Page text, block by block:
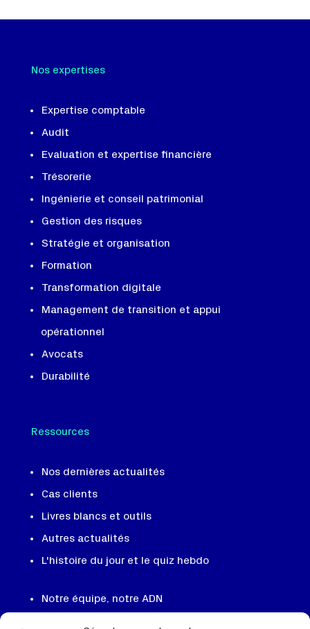
Nos expertises
Expertise comptable
Audit
Evaluation et expertise financière
Trésorerie
Ingénierie et conseil patrimonial
Gestion des risques
Stratégie et organisation
Formation
Transformation digitale
Management de transition et appui
opérationnel
Avocats
Durabilité
Ressources
Nos dernières actualités
Cas clients
Livres blancs et outils
Autres actualités
L'histoire du jour et le quiz hebdo
Notre équipe, notre ADN